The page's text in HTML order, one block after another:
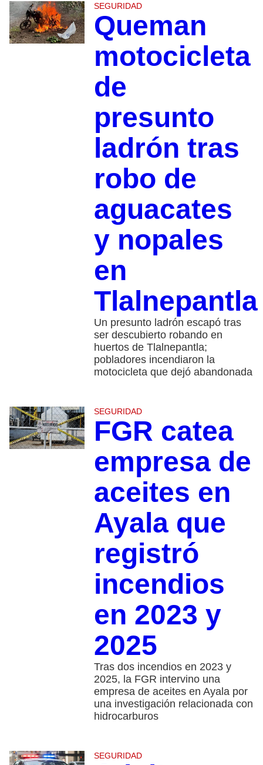
SEGURIDAD
Queman
motocicleta
de
presunto
ladrón tras
robo de
aguacates
y nopales
en
Tlalnepantla
Un presunto ladrón escapó tras
ser descubierto robando en
huertos de Tlalnepantla;
pobladores incendiaron la
motocicleta que dejó abandonada
SEGURIDAD
FGR catea
empresa de
aceites en
Ayala que
registró
incendios
en 2023 y
2025
Tras dos incendios en 2023 y
2025, la FGR intervino una
empresa de aceites en Ayala por
una investigación relacionada con
hidrocarburos
SEGURIDAD